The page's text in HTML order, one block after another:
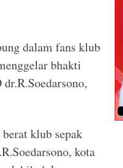
dalam fans klub
bhakti
klub sepak
kota